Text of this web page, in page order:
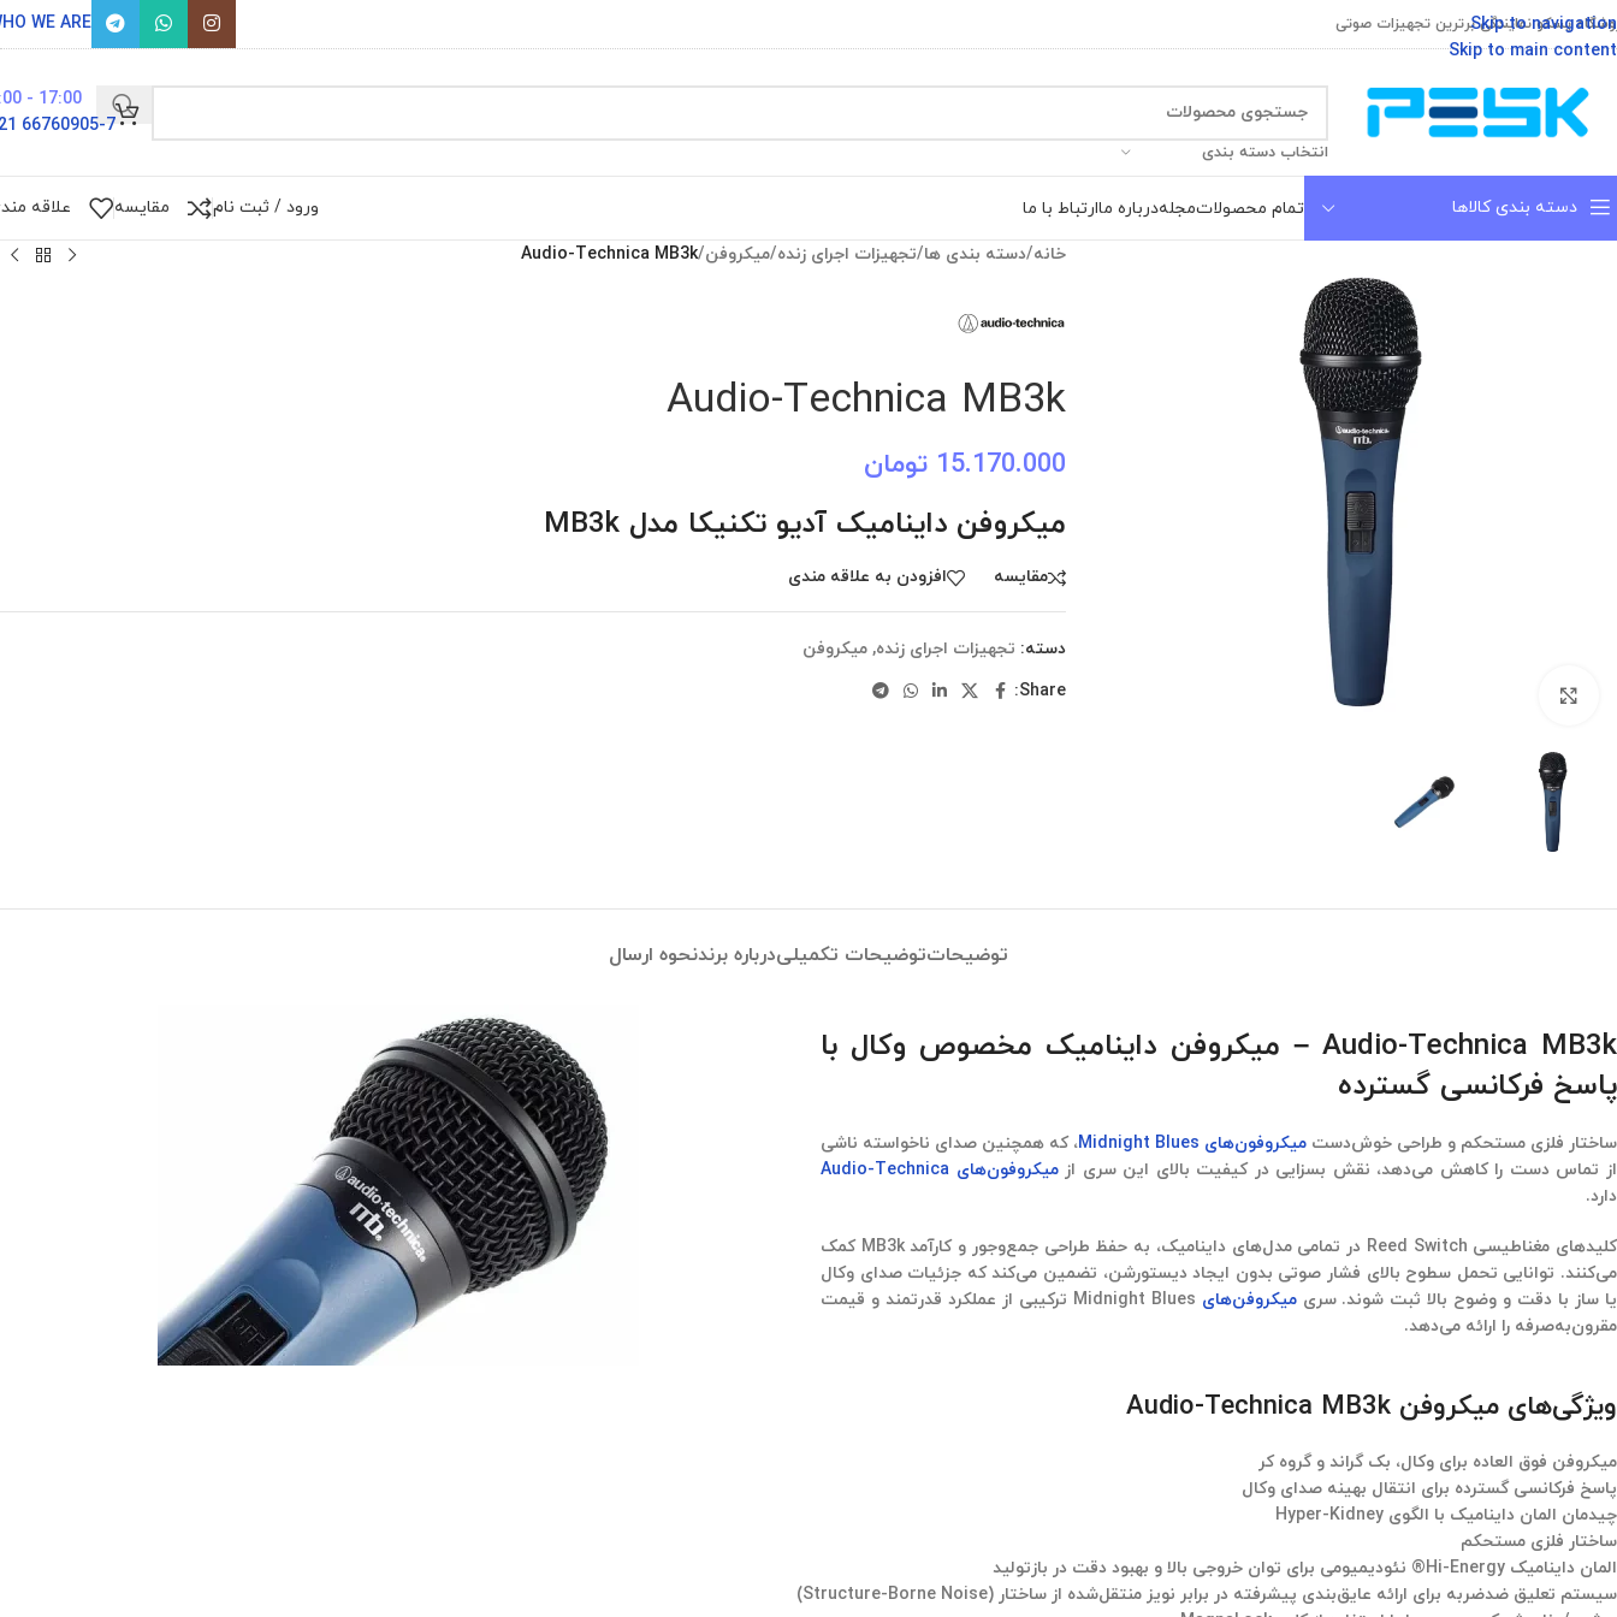
Skip to navigation
Skip to main content
پسکو نمایندگی برترین تجهیزات صوتی WE ARE
انتخاب دسته بندی
17:00 - 9:00
66760905-7 021
دسته بندی کالاها تمام محصولاتمجلهدرباره ماارتباط با ما ورود / ثبت نام مقایسه علاقه
خانه/دسته بندی ها/تجهیزات اجرای زنده/میکروفن/
Audio-Technica MB3k
Audio-Technica MB3k
15.170.000 تومان
میکروفن داینامیک آدیو تکنیکا مدل MB3k
مقایسه افزودن به علاقه مندی
دسته: تجهیزات اجرای زنده, میکروفن
Share:
توضیحاتتوضیحات تکمیلیدرباره برندنحوه ارسال
Audio-Technica MB3k – میکروفن داینامیک مخصوص وکال با
پاسخ فرکانسی گسترده
ساختار فلزی مستحکم و طراحی خوش‌دست میکروفون‌های Midnight Blues، که همچنین صدای ناخواسته ناشی
از تماس دست را کاهش می‌دهد، نقش بسزایی در کیفیت بالای این سری از میکروفون‌های Audio-Technica
دارد.
ChatGPT
said:
کلیدهای مغناطیسی Reed Switch در تمامی مدل‌های داینامیک، به حفظ طراحی جمع‌وجور و کارآمدMB3k کمک
می‌کنند. توانایی تحمل سطوح بالای فشار صوتی بدون ایجاد دیستورشن، تضمین می‌کند که جزئیات صدای وکال
یا ساز با دقت و وضوح بالا ثبت شوند. سریمیکروفن‌های Midnight Blues ترکیبی از عملکرد قدرتمند و قیمت
مقرون‌به‌صرفه را ارائه می‌دهد.
ویژگی‌های میکروفن Audio-Technica MB3k
میکروفن فوق العاده برای وکال، بک گراند و گروه کر
پاسخ فرکانسی گسترده برای انتقال بهینه صدای وکال
چیدمان المان داینامیک با الگوی Hyper-Kidney
ساختار فلزی مستحکم
المان داینامیک Hi-Energy® نئودیمیومی برای توان خروجی بالا و بهبود دقت در بازتولید
سیستم تعلیق ضدضربه برای ارائه عایق‌بندی پیشرفته در برابر نویز منتقل‌شده از ساختار (Structure-Borne Noise)